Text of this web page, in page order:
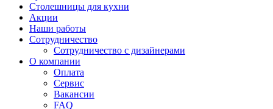
Столешницы для кухни
Акции
Наши работы
Сотрудничество
Сотрудничество с дизайнерами
О компании
Оплата
Сервис
Вакансии
FAQ